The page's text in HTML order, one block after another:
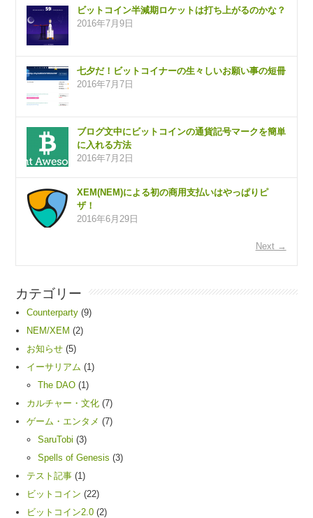
ビットコイン半減期ロケットは打ち上がるのかな？
2016年7月9日
七夕だ！ビットコイナーの生々しいお願い事の短冊
2016年7月7日
ブログ文中にビットコインの通貨記号マークを簡単
に入れる方法
2016年7月2日
XEM(NEM)による初の商用支払いはやっぱりピ
ザ！
2016年6月29日
Next →
カテゴリー
Counterparty (9)
NEM/XEM (2)
お知らせ (5)
イーサリアム (1)
The DAO (1)
カルチャー・文化 (7)
ゲーム・エンタメ (7)
SaruTobi (3)
Spells of Genesis (3)
テスト記事 (1)
ビットコイン (22)
ビットコイン2.0 (2)